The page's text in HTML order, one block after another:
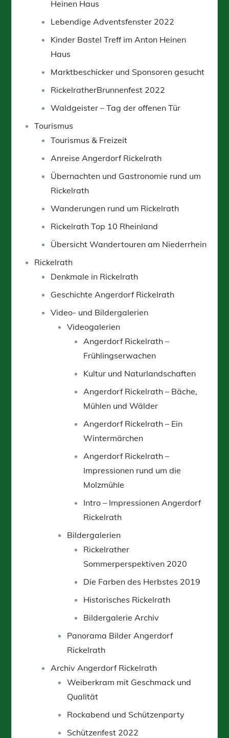
Heinen Haus
Lebendige Adventsfenster 2022
Kinder Bastel Treff im Anton Heinen
Haus
Marktbeschicker und Sponsoren gesucht
RickelratherBrunnenfest 2022
Waldgeister – Tag der offenen Tür
Tourismus
Tourismus & Freizeit
Anreise Angerdorf Rickelrath
Übernachten und Gastronomie rund um
Rickelrath
Wanderungen rund um Rickelrath
Rickelrath Top 10 Rheinland
Übersicht Wandertouren am Niederrhein
Rickelrath
Denkmale in Rickelrath
Geschichte Angerdorf Rickelrath
Video- und Bildergalerien
Videogalerien
Angerdorf Rickelrath –
Frühlingserwachen
Kultur und Naturlandschaften
Angerdorf Rickelrath – Bäche,
Mühlen und Wälder
Angerdorf Rickelrath – Ein
Wintermärchen
Angerdorf Rickelrath –
Impressionen rund um die
Molzmühle
Intro – Impressionen Angerdorf
Rickelrath
Bildergalerien
Rickelrather
Sommerperspektiven 2020
Die Farben des Herbstes 2019
Historisches Rickelrath
Bildergalerie Archiv
Panorama Bilder Angerdorf
Rickelrath
Archiv Angerdorf Rickelrath
Weiberkram mit Geschmack und
Qualität
Rockabend und Schützenparty
Schützenfest 2022